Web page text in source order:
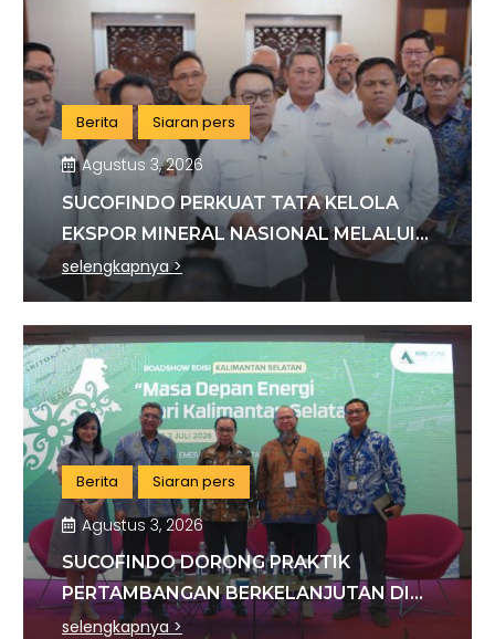
Berita Siaran pers
Agustus 3, 2026
SUCOFINDO PERKUAT TATA KELOLA
EKSPOR MINERAL NASIONAL MELALUI
SINERGI DENGAN KSP DAN DANANTARA
selengkapnya >
Berita Siaran pers
Agustus 3, 2026
SUCOFINDO DORONG PRAKTIK
PERTAMBANGAN BERKELANJUTAN DI
SEKTOR BATU BARA
selengkapnya >